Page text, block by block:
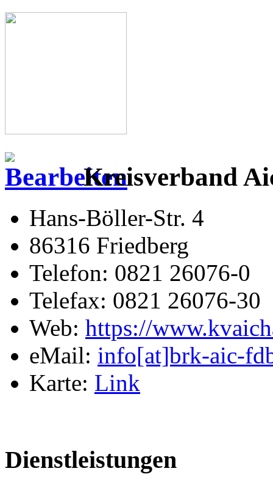
Kreisverband
Hans-Böller-Str. 4
86316 Friedberg
Telefon: 0821 26076-0
Telefax: 0821 26076-30
Web: https://
eMail: info[at]brk-aic-
Karte: Link
Dienstleistungen